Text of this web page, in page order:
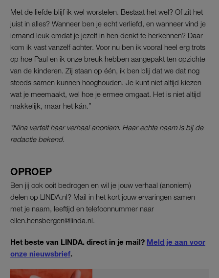
Met de liefde blijf ik wel worstelen. Bestaat het wel? Of zit het
juist in alles? Wanneer ben je echt verliefd, en wanneer vind je
iemand leuk omdat je jezelf in hen denkt te herkennen? Daar
kom ik vast vanzelf achter. Voor nu ben ik vooral heel erg trots
op hoe Paul en ik onze breuk hebben aangepakt ten opzichte
van de kinderen. Zij staan op één, ik ben blij dat we dat nog
steeds samen kunnen hooghouden. Je kunt niet altijd kiezen
wat je meemaakt, wel hoe je ermee omgaat. Het is niet altijd
makkelijk, maar het kán.”
*Nina vertelt haar verhaal anoniem. Haar echte naam is bij de
redactie bekend.
OPROEP
Ben jij ook ooit bedrogen en wil je jouw verhaal (anoniem)
delen op LINDA.nl? Mail in het kort jouw ervaringen samen
met je naam, leeftijd en telefoonnummer naar
ellen.hensbergen@linda.nl.
Het beste van LINDA. direct in je mail? Meld je aan voor
onze nieuwsbrief.